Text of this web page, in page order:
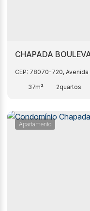
CHAPADA
CEP: 78070-720,
2
37m²
Apartamento